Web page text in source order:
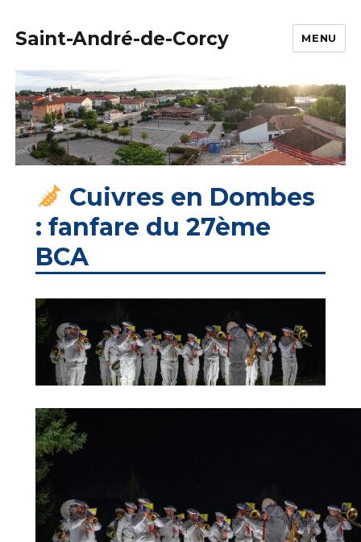
Saint-André-de-Corcy MENU
Cuivres en Dombes
: fanfare du 27ème
BCA